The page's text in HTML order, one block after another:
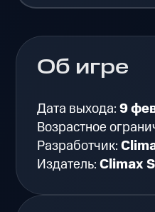
Об игре
Дата выхода:9
Возрастное
Разработчик:
Издатель:Climax